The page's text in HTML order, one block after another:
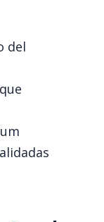
del